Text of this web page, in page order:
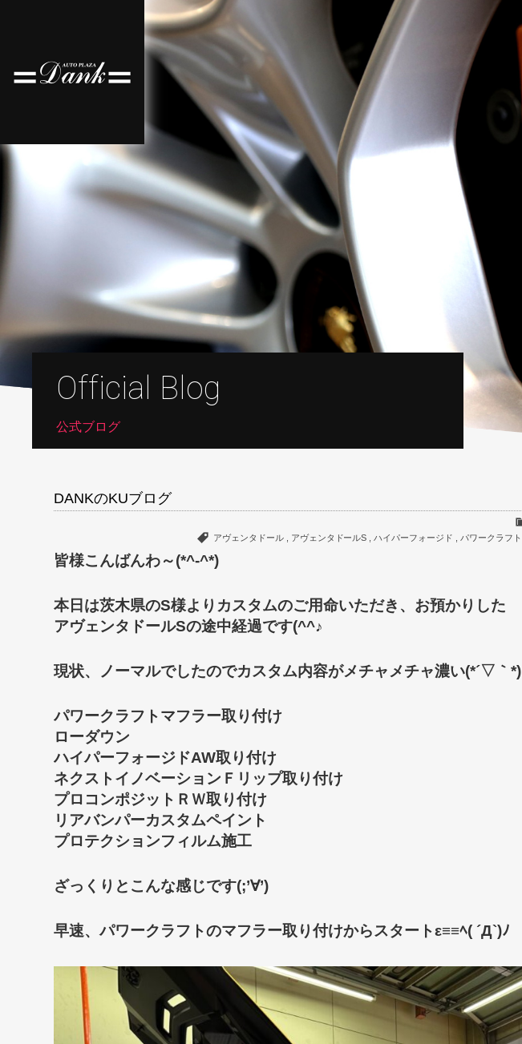
Official Blog
公式ブログ
DANKのKUブログ
アヴェンタドール, アヴェンタドールS ,ハイパーフォージド パワークラフト
皆様こんばんわ～(*^-^*)
本日は茨木県のS様よりカスタムのご用命いただき、お預かりした
アヴェンタドールSの途中経過です(^^♪
現状、ノーマルでしたのでカスタム内容がメチャメチャ濃い(*´▽｀*)
パワークラフトマフラー取り付け
ローダウン
ハイパーフォージドAW取り付け
ネクストイノベーションＦリップ取り付け
プロコンポジットＲＷ取り付け
リアバンパーカスタムペイント
プロテクションフィルム施工
ざっくりとこんな感じです(;’∀’)
早速、パワークラフトのマフラー取り付けからスタートε≡≡ﾍ( ´Д`)ﾉ